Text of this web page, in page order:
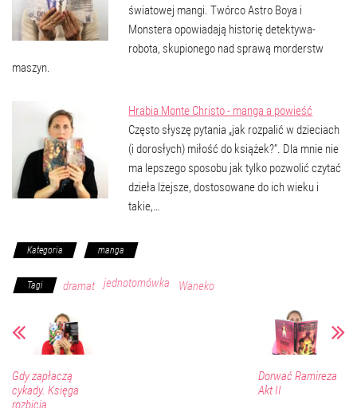
światowej mangi. Twórco Astro Boya i
Monstera opowiadają historię detektywa-
robota, skupionego nad sprawą morderstw
maszyn.
Hrabia Monte Christo - manga a powieść
Często słyszę pytania „jak rozpalić w dzieciach
(i dorosłych) miłość do książek?”. Dla mnie nie
ma lepszego sposobu jak tylko pozwolić czytać
dzieła lżejsze, dostosowane do ich wieku i
takie,…
Kategoria manga
Tagi dramat jednotomówka Waneko
Gdy zapłaczą
cykady. Księga
rozbicia
Dorwać Ramireza
Akt II